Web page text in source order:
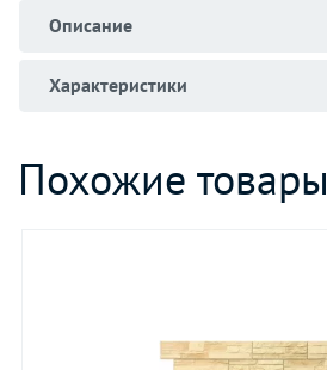
Описание
Характеристики
Похожие товары